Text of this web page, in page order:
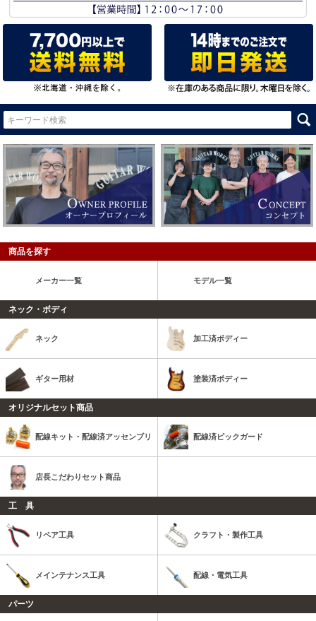
商品を探す
メーカー一覧 モデル一覧
ネック・ボディ
ネック 加工済ボディー
ギター用材 塗装済ボディー
オリジナルセット商品
配線キット・配線済アッセンブリ 配線済ピックガード
店長こだわりセット商品
工 具
リペア工具 クラフト・製作工具
メインテナンス工具 配線・電気工具
パーツ